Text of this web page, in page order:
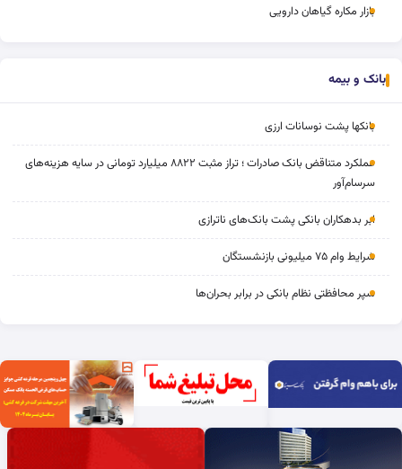
بازار مکاره گیاهان دارویی
بانک و بیمه
بانکها پشت نوسانات ارزی
عملکرد متناقض بانک صادرات ؛ تراز مثبت ۸۸۲۲ میلیارد تومانی در سایه هزینه‌های
سرسام‌آور
ابر بدهکاران بانکی پشت بانک‌های ناترازی
شرایط وام ۷۵ میلیونی بازنشستگان
سپر محافظتی نظام بانکی در برابر بحران‌ها